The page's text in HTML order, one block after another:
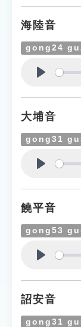
海陸音
gong24
大埔音
gong31
饒平音
gong53
詔安音
gong31